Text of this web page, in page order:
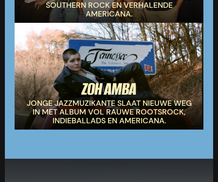
SOUTHERN ROCK EN VERHALENDE
AMERICANA.
ZOH AMBA
JONGE JAZZMUZIKANTE SLAAT NIEUWE WEG
IN MET ALBUM VOL RAUWE ROOTSROCK,
INDIEBALLADS EN AMERICANA.